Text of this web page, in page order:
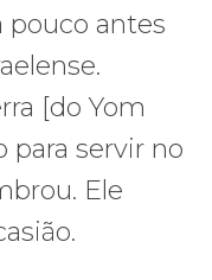
pouco antes
[do Yom
para servir no
Ele